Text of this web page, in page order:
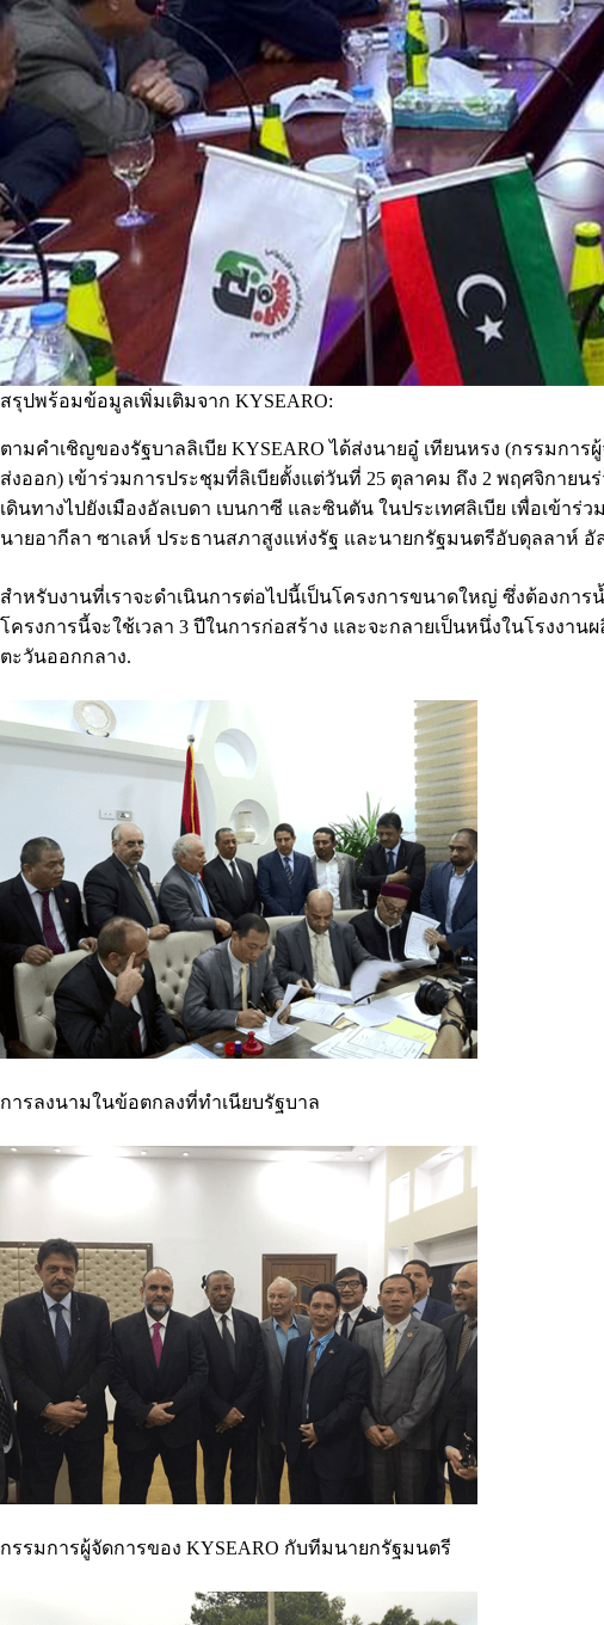
สรุปพร้อมข้อมูลเพิ่มเติมจาก KYSEARO:
ตามคำเชิญของรัฐบาลลิเบีย KYSEARO ได้ส่งนายอู๋ เทียนหรง (กรรมการ
ส่งออก) เข้าร่วมการประชุมที่ลิเบียตั้งแต่วันที่ 25 ตุลาคม ถึง 2 พฤศจิกาย
เดินทางไปยังเมืองอัลเบดา เบนกาซี และซินตัน ในประเทศลิเบีย เพื่อเข้า
นายอากีลา ซาเลห์ ประธานสภาสูงแห่งรัฐ และนายกรัฐมนตรีอับดุลลาห์ อั
สำหรับงานที่เราจะดำเนินการต่อไปนี้เป็นโครงการขนาดใหญ่ ซึ่งต้องการ
โครงการนี้จะใช้เวลา 3 ปีในการก่อสร้าง และจะกลายเป็นหนึ่งในโรงงา
ตะวันออกกลาง.
การลงนามในข้อตกลงที่ทำเนียบรัฐบาล
กรรมการผู้จัดการของ KYSEARO กับทีมนายกรัฐมนตรี